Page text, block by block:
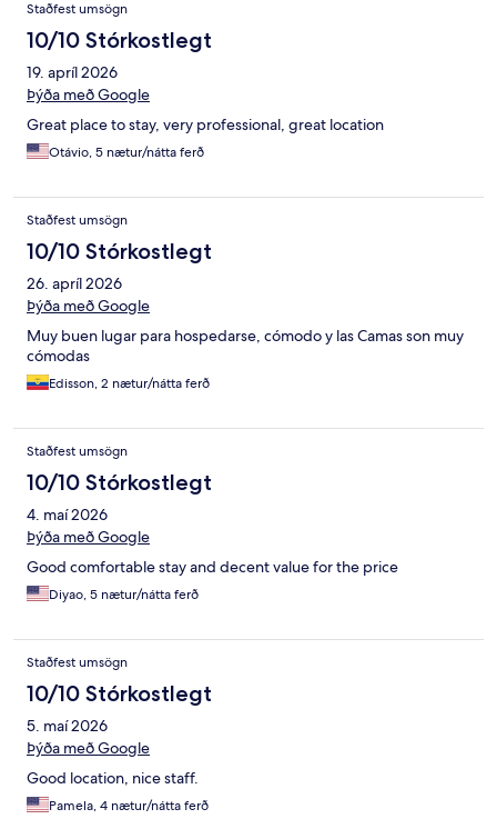
Staðfest umsögn
10/10 Stórkostlegt
19. apríl 2026
Þýða með Google
Great place to stay, very professional, great location
Otávio, 5 nætur/nátta ferð
Staðfest umsögn
10/10 Stórkostlegt
26. apríl 2026
Þýða með Google
Muy buen lugar para hospedarse, cómodo y las Camas son muy
cómodas
Edisson, 2 nætur/nátta ferð
Staðfest umsögn
10/10 Stórkostlegt
4. maí 2026
Þýða með Google
Good comfortable stay and decent value for the price
Diyao, 5 nætur/nátta ferð
Staðfest umsögn
10/10 Stórkostlegt
5. maí 2026
Þýða með Google
Good location, nice staff.
Pamela, 4 nætur/nátta ferð